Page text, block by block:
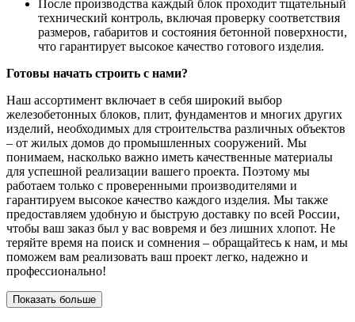
После производства каждый блок проходит тщательный
технический контроль, включая проверку соответствия
размеров, габаритов и состояния бетонной поверхности,
что гарантирует высокое качество готового изделия.
Готовы начать строить с нами?
Наш ассортимент включает в себя широкий выбор
железобетонных блоков, плит, фундаментов и многих других
изделий, необходимых для строительства различных объектов
– от жилых домов до промышленных сооружений. Мы
понимаем, насколько важно иметь качественные материалы
для успешной реализации вашего проекта. Поэтому мы
работаем только с проверенными производителями и
гарантируем высокое качество каждого изделия. Мы также
предоставляем удобную и быструю доставку по всей России,
чтобы ваш заказ был у вас вовремя и без лишних хлопот. Не
теряйте время на поиск и сомнения – обращайтесь к нам, и мы
поможем вам реализовать ваш проект легко, надежно и
профессионально!
Показать больше